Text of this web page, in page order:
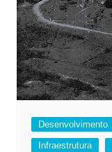
Desenvolvimento
Infraestrutura